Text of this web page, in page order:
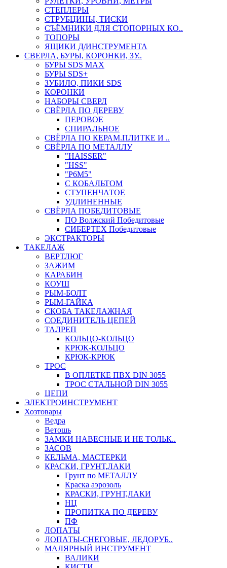
СТЕПЛЕРЫ
СТРУБЦИНЫ, ТИСКИ
СЪЁМНИКИ ДЛЯ СТОПОРНЫХ КО..
ТОПОРЫ
ЯЩИКИ Д/ИНСТРУМЕНТА
СВЕРЛА, БУРЫ, КОРОНКИ, ЗУ..
БУРЫ SDS MAX
БУРЫ SDS+
ЗУБИЛО, ПИКИ SDS
КОРОНКИ
НАБОРЫ СВЕРЛ
СВЁРЛА ПО ДЕРЕВУ
ПЕРОВОЕ
СПИРАЛЬНОЕ
СВЁРЛА ПО КЕРАМ.ПЛИТКЕ И ..
СВЁРЛА ПО МЕТАЛЛУ
"HAISSER"
"HSS"
"Р6М5"
С КОБАЛЬТОМ
СТУПЕНЧАТОЕ
УДЛИНЕННЫЕ
СВЁРЛА ПОБЕДИТОВЫЕ
ПО Волжский Победитовые
СИБЕРТЕХ Победитовые
ЭКСТРАКТОРЫ
ТАКЕЛАЖ
ВЕРТЛЮГ
ЗАЖИМ
КАРАБИН
КОУШ
РЫМ-БОЛТ
РЫМ-ГАЙКА
СКОБА ТАКЕЛАЖНАЯ
СОЕДИНИТЕЛЬ ЦЕПЕЙ
ТАЛРЕП
КОЛЬЦО-КОЛЬЦО
КРЮК-КОЛЬЦО
КРЮК-КРЮК
ТРОС
В ОПЛЕТКЕ ПВХ DIN 3055
ТРОС СТАЛЬНОЙ DIN 3055
ЦЕПИ
ЭЛЕКТРОИНСТРУМЕНТ
Хозтовары
Ведра
Ветошь
ЗАМКИ НАВЕСНЫЕ И НЕ ТОЛЬК..
ЗАСОВ
КЕЛЬМА, МАСТЕРКИ
КРАСКИ, ГРУНТ,ЛАКИ
Грунт по МЕТАЛЛУ
Краска аэрозоль
КРАСКИ, ГРУНТ,ЛАКИ
НЦ
ПРОПИТКА ПО ДЕРЕВУ
ПФ
ЛОПАТЫ
ЛОПАТЫ-СНЕГОВЫЕ, ЛЕДОРУБ..
МАЛЯРНЫЙ ИНСТРУМЕНТ
ВАЛИКИ